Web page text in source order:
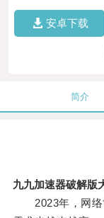
安卓下载
简介
九九加速器破解版
2023年，网络